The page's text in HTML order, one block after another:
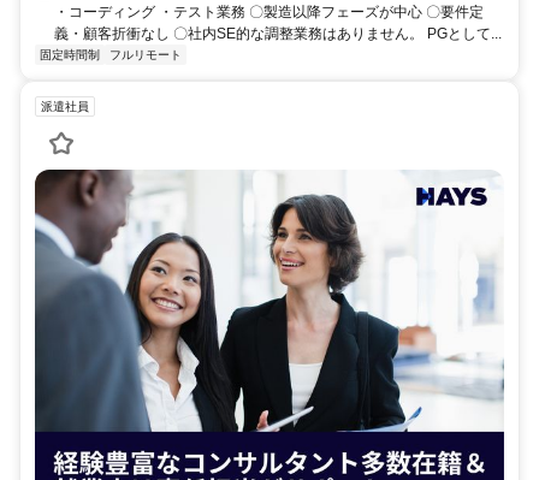
・コーディング ・テスト業務 〇製造以降フェーズが中心 〇要件定
義・顧客折衝なし 〇社内SE的な調整業務はありません。 PGとして...
固定時間制 フルリモート
派遣社員